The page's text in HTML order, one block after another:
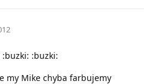
:buzki: :buzki:
my Mike chyba farbujemy